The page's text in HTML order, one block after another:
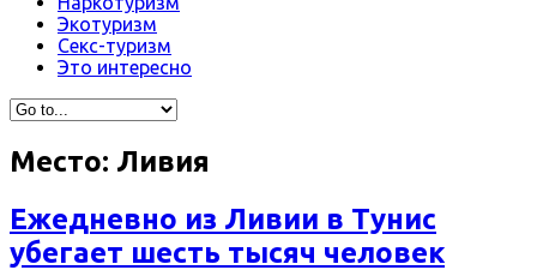
Экотуризм
Секс-туризм
Это интересно
Место: Ливия
Ежедневно из Ливии в Тунис
убегает шесть тысяч человек